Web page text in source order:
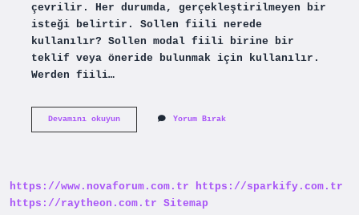
çevrilir. Her durumda, gerçekleştirilmeyen bir
isteği belirtir. Sollen fiili nerede
kullanılır? Sollen modal fiili birine bir
teklif veya öneride bulunmak için kullanılır.
Werden fiili…
Devamını okuyunWerden
Yorum Bırak
https://www.novaforum.com.tr
https://sparkify.com.tr
https://raytheon.com.tr Sitemap